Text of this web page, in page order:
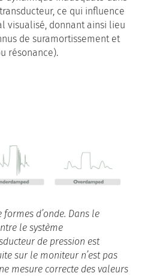
ce qui influence
visualisé, donnant ainsi lieu
de suramortissement et
résonance).
formes d’onde. Dans le
le système
de pression est
sur le moniteur n’est pas
mesure correcte des valeurs